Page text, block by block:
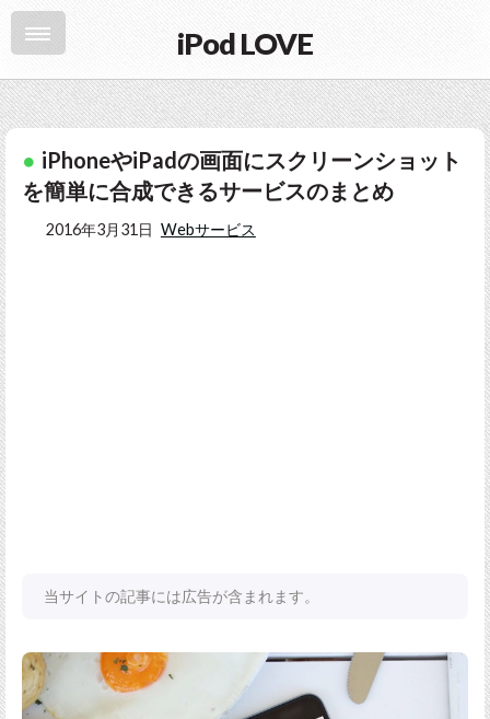
iPod LOVE
iPhoneやiPadの画面にスクリーンショット
を簡単に合成できるサービスのまとめ
2016年3月31日 Webサービス
当サイトの記事には広告が含まれます。